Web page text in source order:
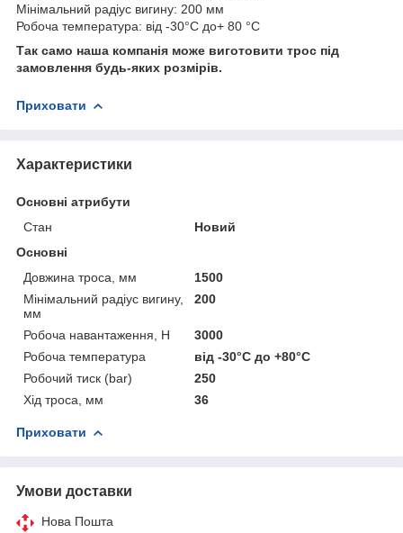
Мінімальний радіус вигину: 200 мм
Робоча температура: від -30°C до+ 80 °C
Так само наша компанія може виготовити трос під
замовлення будь-яких розмірів.
Приховати
Характеристики
Основні атрибути
Стан
Новий
Основні
Довжина троса, мм
1500
Мінімальний радіус вигину,
мм
200
Робоча навантаження, Н
3000
Робоча температура
від -30°С до +80°С
Робочий тиск (bar)
250
Хід троса, мм
36
Приховати
Умови доставки
Нова Пошта